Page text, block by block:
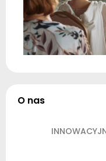
O nas